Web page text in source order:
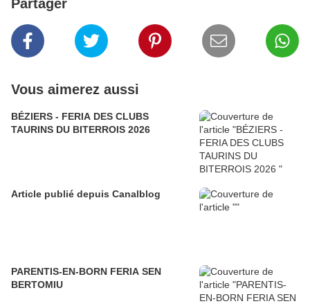
Partager
Vous aimerez aussi
BÉZIERS - FERIA DES CLUBS
TAURINS DU BITERROIS 2026
Article publié depuis Canalblog
PARENTIS-EN-BORN FERIA SEN
BERTOMIU